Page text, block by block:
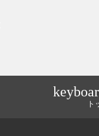
ト